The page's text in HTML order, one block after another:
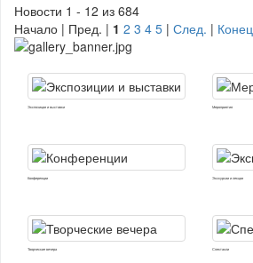
Новости 1 - 12 из 684
Начало | Пред. | 1 2 3 4 5 | След. | Конец
Экспозиции и выставки Мероприятия
Конференции Экскурсии и лекции
Творческие вечера Спектакли